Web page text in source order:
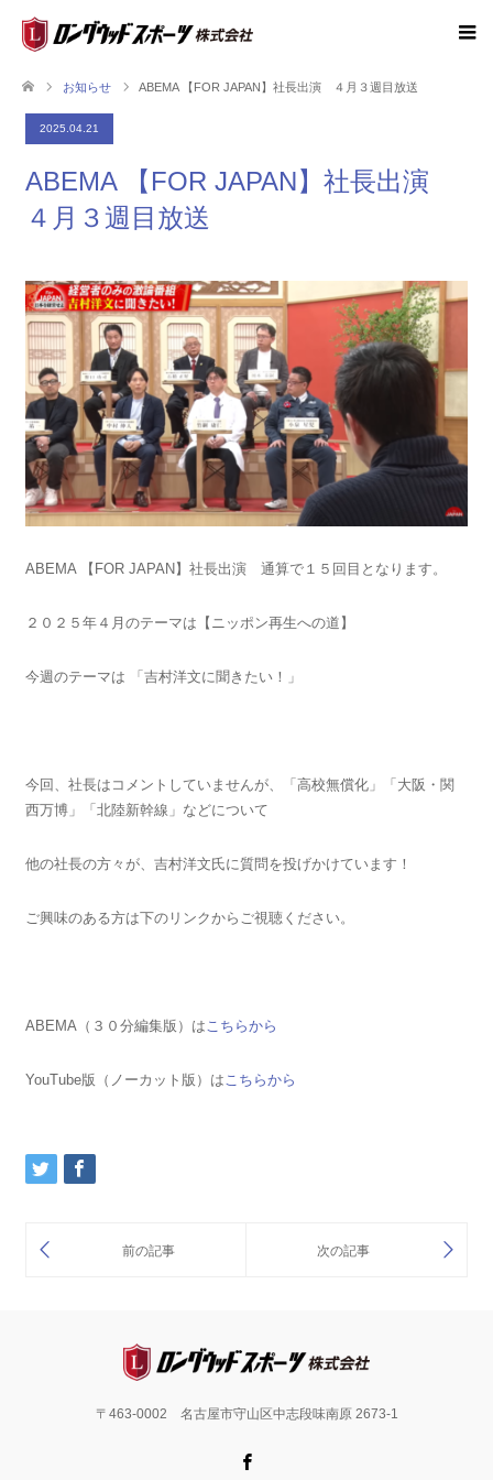
お知らせ ABEMA 【FOR JAPAN】社長出演 ４月３週目放送
2025.04.21
ABEMA 【FOR JAPAN】社長出演
４月３週目放送
ABEMA 【FOR JAPAN】社長出演 通算で１５回目となります。
２０２５年４月のテーマは【ニッポン再生への道】
今週のテーマは 「吉村洋文に聞きたい！」
今回、社長はコメントしていませんが、「高校無償化」「大阪・関
西万博」「北陸新幹線」などについて
他の社長の方々が、吉村洋文氏に質問を投げかけています！
ご興味のある方は下のリンクからご視聴ください。
ABEMA（３０分編集版）は こちらから
YouTube版（ノーカット版）は こちらから
〒463-0002 名古屋市守山区中志段味南原 2673-1